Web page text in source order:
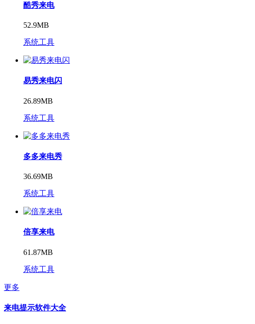
酷秀来电
52.9MB
系统工具
易秀来电闪
26.89MB
系统工具
多多来电秀
36.69MB
系统工具
倍享来电
61.87MB
系统工具
更多
来电提示软件大全